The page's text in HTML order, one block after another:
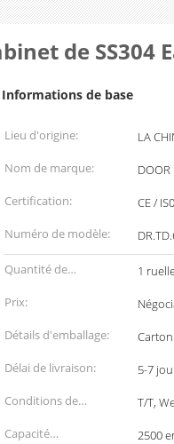
de SS304
Informations de base
Lieu d'origine:
LA
Nom de marque:
DOOR
Certification:
CE /
Numéro de modèle:
Quantité de
commande min:
1
Prix:
Détails d'emballage:
Délai de livraison:
5-7
Conditions de
paiement:
T/T,
Capacité
2500